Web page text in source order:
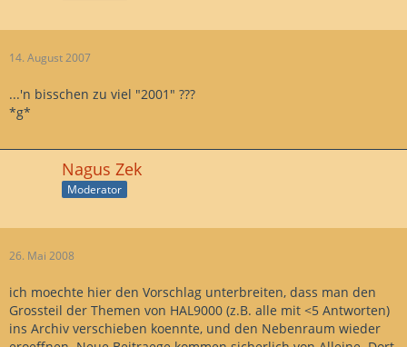
14. August 2007
...'n bisschen zu viel "2001" ???
*g*
Nagus Zek
Moderator
26. Mai 2008
ich moechte hier den Vorschlag unterbreiten, dass man den
Grossteil der Themen von HAL9000 (z.B. alle mit <5 Antworten)
ins Archiv verschieben koennte, und den Nebenraum wieder